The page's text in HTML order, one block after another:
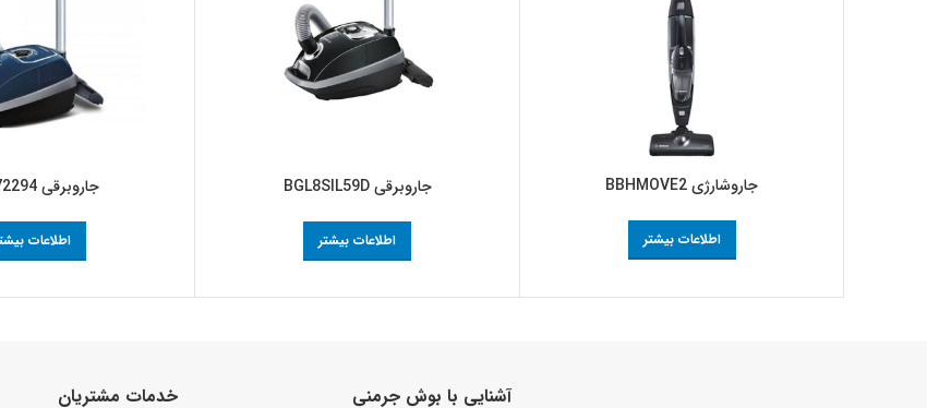
جاروشارژی BBHMOVE2
اطلاعات بیشتر
جاروبرقی BGL8SIL59D
اطلاعات بیشتر
جاروبرقی BGL72294
اطلاعات
آشنایی با بوش جرمنی خدمات مشتریان